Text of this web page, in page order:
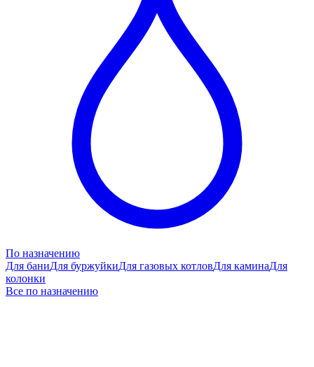
По назначению
Для баниДля буржуйкиДля газовых котловДля каминаДля
колонки
Все по назначению